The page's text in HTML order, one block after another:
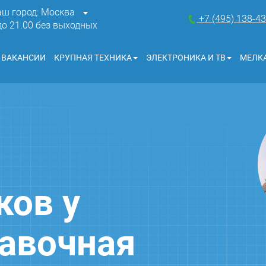
город: Москва
21.00 без выходных
+7 (495) 138-
ВАКАНСИИ КРУПНАЯ ТЕХНИКА ЭЛЕКТРОНИКА И ТВ
у